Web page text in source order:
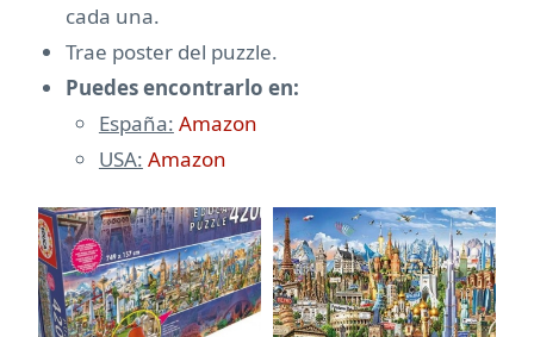
cada una.
Trae poster del puzzle.
Puedes encontrarlo en:
España: Amazon
USA: Amazon